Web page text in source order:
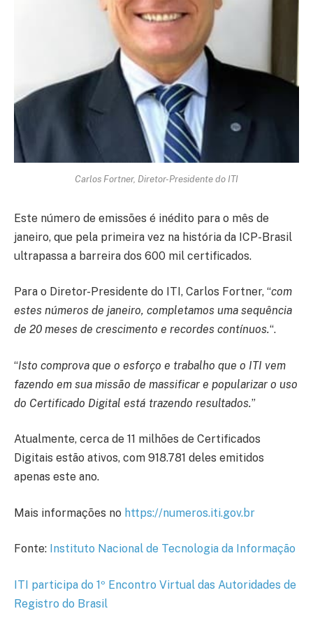
Carlos Fortner, Diretor-Presidente do ITI
Este número de emissões é inédito para o mês de
janeiro, que pela primeira vez na história da ICP-Brasil
ultrapassa a barreira dos 600 mil certificados.
Para o Diretor-Presidente do ITI, Carlos Fortner, “com
estes números de janeiro, completamos uma sequência
de 20 meses de crescimento e recordes contínuos.“.
“Isto comprova que o esforço e trabalho que o ITI vem
fazendo em sua missão de massificar e popularizar o uso
do Certificado Digital está trazendo resultados.”
Atualmente, cerca de 11 milhões de Certificados
Digitais estão ativos, com 918.781 deles emitidos
apenas este ano.
Mais informações no https://numeros.iti.gov.br
Fonte: Instituto Nacional de Tecnologia da Informação
ITI participa do 1º Encontro Virtual das Autoridades de
Registro do Brasil